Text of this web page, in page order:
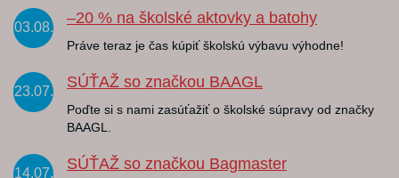
03.08.
–20 % na školské aktovky a batohy
Práve teraz je čas kúpiť školskú výbavu výhodne!
23.07.
SÚŤAŽ so značkou BAAGL
Poďte si s nami zasúťažiť o školské súpravy od značky
BAAGL.
14.07.
SÚŤAŽ so značkou Bagmaster